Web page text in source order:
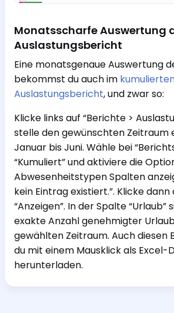
Monatsscharfe Auswertung
Auslastungsbericht
Eine monatsgenaue Auswertung
bekommst du auch im
Auslastungsbericht, und zwar so:
Klicke links auf “Berichte >
stelle den gewünschten Zeitraum
Januar bis Juni. Wähle bei
“Kumuliert” und aktiviere die
Abwesenheitstypen Spalten
kein Eintrag existiert.”. Klicke
“Anzeigen”. In der Spalte “Urlaub”
exakte Anzahl genehmigter
gewählten Zeitraum. Auch diesen
du mit einem Mausklick als Excel-
herunterladen.